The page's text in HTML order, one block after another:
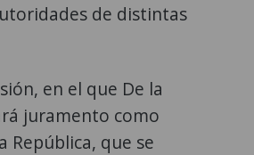
de distintas
en el que De la
juramento como
República, que se